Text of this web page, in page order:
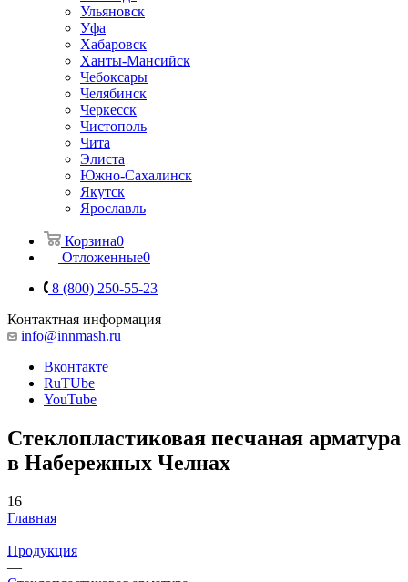
Ульяновск
Уфа
Хабаровск
Ханты-Мансийск
Чебоксары
Челябинск
Черкесск
Чистополь
Чита
Элиста
Южно-Сахалинск
Якутск
Ярославль
Корзина0
Отложенные0
8 (800) 250-55-23
Контактная информация
info@innmash.ru
Вконтакте
RuTUbe
YouTube
Стеклопластиковая песчаная арматура
в Набережных Челнах
16
Главная
—
Продукция
—